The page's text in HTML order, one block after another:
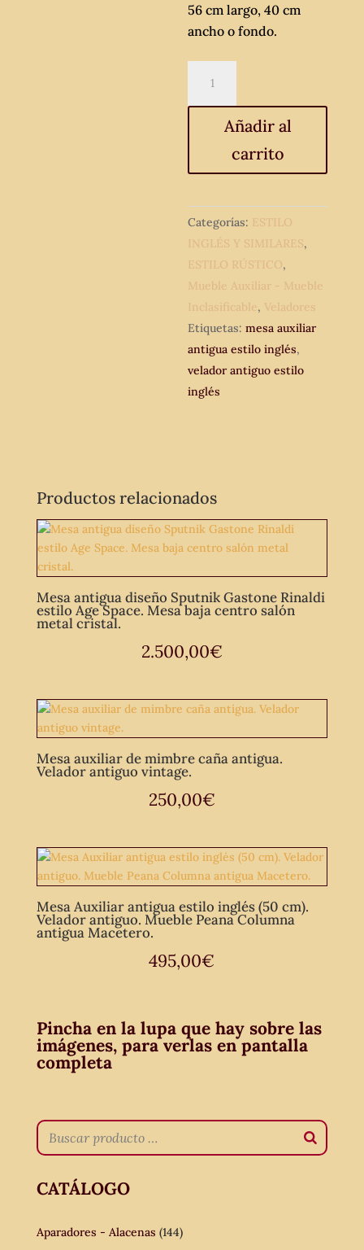
56 cm largo, 40 cm
ancho o fondo.
antiguo
estilo
alfonsino.
auxiliar
estilo
inglés.
cantidad
Añadir al
carrito
Categorías: ESTILO
INGLÉS Y SIMILARES,
ESTILO RÚSTICO,
Mueble Auxiliar - Mueble
Inclasificable, Veladores
Etiquetas:mesa auxiliar
antigua estilo inglés,
velador antiguo estilo
inglés
Productos relacionados
Mesa antigua diseño Sputnik Gastone Rinaldi
estilo Age Space. Mesa baja centro salón
metal cristal.
2.500,00€
Mesa auxiliar de mimbre caña antigua.
Velador antiguo vintage.
250,00€
Mesa Auxiliar antigua estilo inglés (50 cm).
Velador antiguo. Mueble Peana Columna
antigua Macetero.
495,00€
Pincha en la lupa que hay sobre las
imágenes, para verlas en pantalla
completa
CATÁLOGO
Aparadores - Alacenas (144)